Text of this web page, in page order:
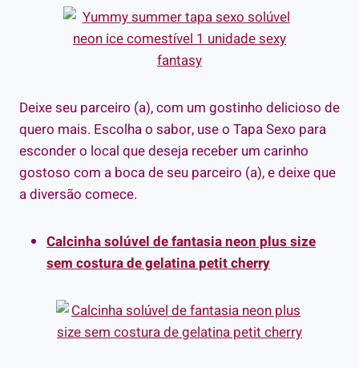
Deixe seu parceiro (a), com um gostinho delicioso de
quero mais. Escolha o sabor, use o Tapa Sexo para
esconder o local que deseja receber um carinho
gostoso com a boca de seu parceiro (a), e deixe que
a diversão comece.
Calcinha solúvel de fantasia neon plus size
sem costura de gelatina petit cherry